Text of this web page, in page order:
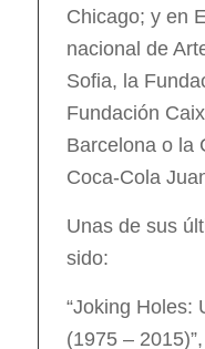
Chicago; y en
nacional de
Sofia, la
Fundación
Barcelona o la
Coca-Cola
Unas de sus
sido:
“Joking Holes:
(1975 –